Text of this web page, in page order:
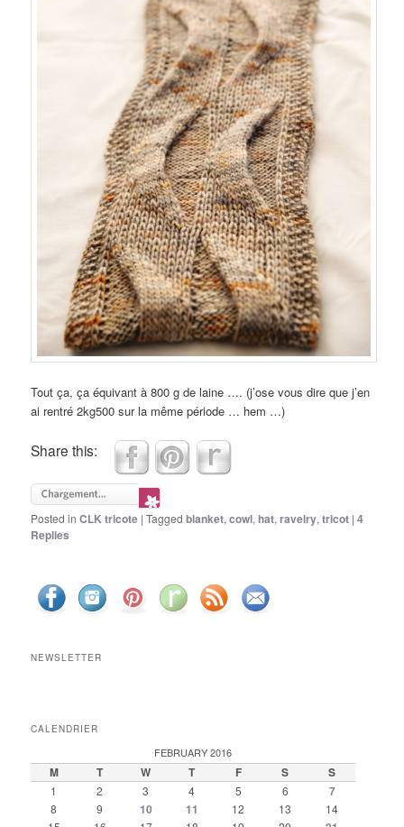
Tout ça, ça équivant à 800 g de laine …. (j’ose vous dire que j’en
ai rentré 2kg500 sur la même période … hem …)
Share this:
Posted in CLK tricote |Tagged blanket,cowl,hat,ravelry,tricot |4
Replies
NEWSLETTER
CALENDRIER
FEBRUARY 2016
M T W T F S S
1 2 3 4 5 6 7
8 9 10 11 12 13
14